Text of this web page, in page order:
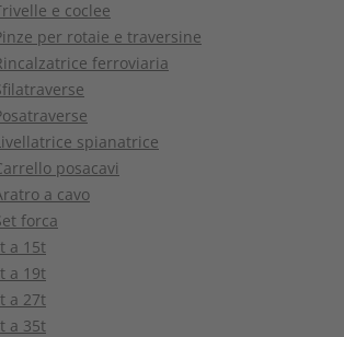
e coclee
per rotaie e traversine
ferroviaria
spianatrice
posacavi
a cavo
forca
a 15t
a 19t
a 27t
a 35t